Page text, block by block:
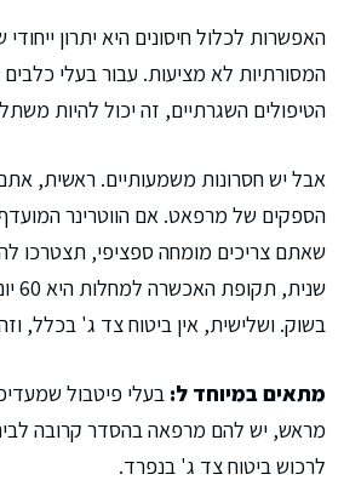
האפשרות לכלול חיסונים היא יתרון
המסורתיות לא מציעות. עבור בעלי
הטיפולים השגרתיים, זה יכול להיות
אבל יש חסרונות משמעותיים. ראשית,
הספקים של מרפאט. אם הווטרינר
שאתם צריכים מומחה ספציפי, תצטרכו
בשוק. ושלישית, אין ביטוח צד ג' בכלל,
מתאים במיוחד ל: בעלי פיטבול
מראש, יש להם מרפאה בהסדר קרובה
לרכוש ביטוח צד ג' בנפרד.